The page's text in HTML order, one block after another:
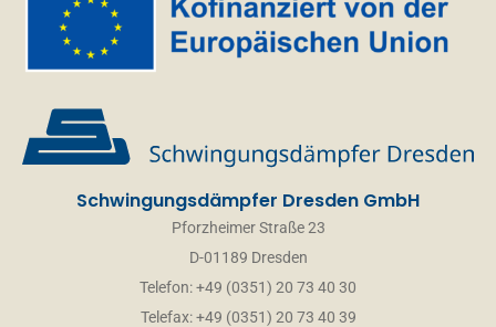
Firma
Email*
Schwingungsdämpfer Dresden GmbH
Pforzheimer Straße 23
D-01189 Dresden
Telefon: +49 (0351) 20 73 40 30
Telefax: +49 (0351) 20 73 40 39